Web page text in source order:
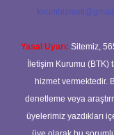
Yasal Uyarı: Sitemiz,
İletişim Kurumu (BTK)
hizmet vermektedir.
denetleme veya
üyelerimiz yazdıkları